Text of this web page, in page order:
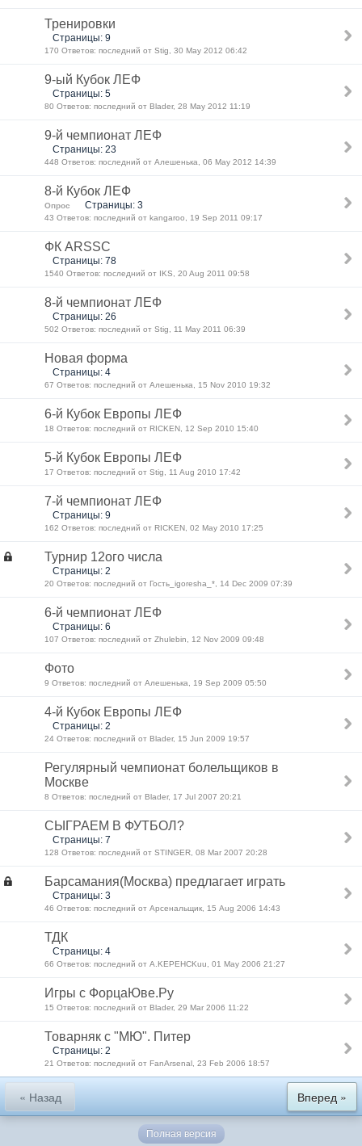
Тренировки
Страницы: 9
170 Ответов: последний от Stig, 30 May 2012 06:42
9-ый Кубок ЛЕФ
Страницы: 5
80 Ответов: последний от Blader, 28 May 2012 11:19
9-й чемпионат ЛЕФ
Страницы: 23
448 Ответов: последний от Алешенька, 06 May 2012 14:39
8-й Кубок ЛЕФ
Опрос Страницы: 3
43 Ответов: последний от kangaroo, 19 Sep 2011 09:17
ФК ARSSC
Страницы: 78
1540 Ответов: последний от IKS, 20 Aug 2011 09:58
8-й чемпионат ЛЕФ
Страницы: 26
502 Ответов: последний от Stig, 11 May 2011 06:39
Новая форма
Страницы: 4
67 Ответов: последний от Алешенька, 15 Nov 2010 19:32
6-й Кубок Европы ЛЕФ
18 Ответов: последний от RICKEN, 12 Sep 2010 15:40
5-й Кубок Европы ЛЕФ
17 Ответов: последний от Stig, 11 Aug 2010 17:42
7-й чемпионат ЛЕФ
Страницы: 9
162 Ответов: последний от RICKEN, 02 May 2010 17:25
Турнир 12ого числа
Страницы: 2
20 Ответов: последний от Гость_igoresha_*, 14 Dec 2009 07:39
6-й чемпионат ЛЕФ
Страницы: 6
107 Ответов: последний от Zhulebin, 12 Nov 2009 09:48
Фото
9 Ответов: последний от Алешенька, 19 Sep 2009 05:50
4-й Кубок Европы ЛЕФ
Страницы: 2
24 Ответов: последний от Blader, 15 Jun 2009 19:57
Регулярный чемпионат болельщиков в
Москве
8 Ответов: последний от Blader, 17 Jul 2007 20:21
СЫГРАЕМ В ФУТБОЛ?
Страницы: 7
128 Ответов: последний от STINGER, 08 Mar 2007 20:28
Барсамания(Москва) предлагает играть
Страницы: 3
46 Ответов: последний от Арсенальщик, 15 Aug 2006 14:43
ТДК
Страницы: 4
66 Ответов: последний от A.KEPEHCKuu, 01 May 2006 21:27
Игры с ФорцаЮве.Ру
15 Ответов: последний от Blader, 29 Mar 2006 11:22
Товарняк с "МЮ". Питер
Страницы: 2
21 Ответов: последний от FanArsenal, 23 Feb 2006 18:57
« Назад Вперед »
Полная версия